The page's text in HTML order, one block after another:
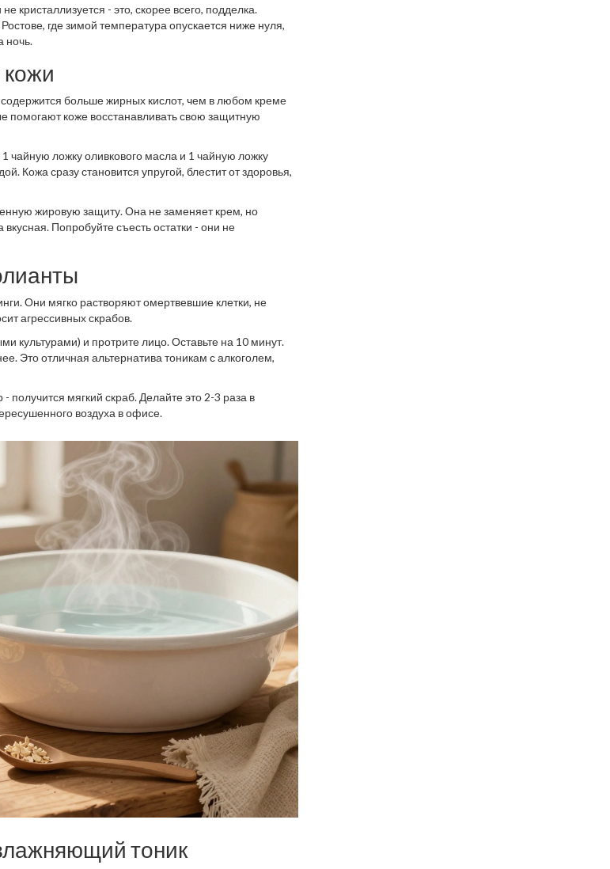
кристаллизуется - это, скорее всего, подделка.
где зимой температура опускается ниже нуля,
ночь.
кожи
больше жирных кислот, чем в любом креме
помогают коже восстанавливать свою защитную
чайную ложку оливкового масла и 1 чайную ложку
Кожа сразу становится упругой, блестит от здоровья,
жировую защиту. Она не заменяет крем, но
Попробуйте съесть остатки - они не
Они мягко растворяют омертвевшие клетки, не
агрессивных скрабов.
культурами) и протрите лицо. Оставьте на 10 минут.
Это отличная альтернатива тоникам с алкоголем,
мягкий скраб. Делайте это 2-3 раза в
воздуха в офисе.
тоник